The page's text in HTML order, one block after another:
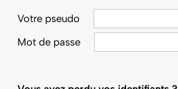
Votre pseudo
Mot de passe